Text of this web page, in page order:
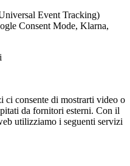
Event Tracking)
Consent Mode, Klarna,
ci consente di mostrarti video o
da fornitori esterni. Con il
utilizziamo i seguenti servizi